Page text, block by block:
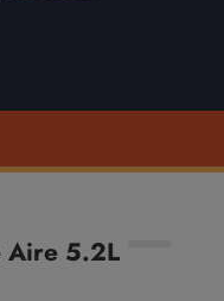
Aire 5.2L